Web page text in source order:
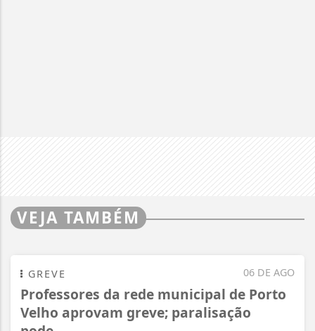
VEJA TAMBÉM
06 DE AGO
GREVE
Professores da rede municipal de Porto
Velho aprovam greve; paralisação